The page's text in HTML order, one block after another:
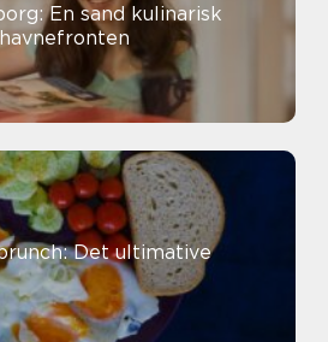
En sand kulinarisk
Det ultimative